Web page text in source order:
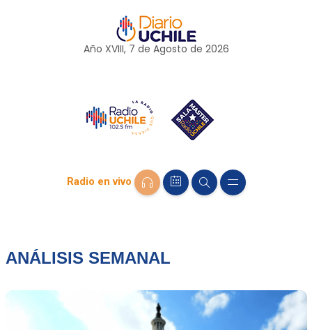
Año XVIII, 7 de Agosto de 2026
Radio en vivo
ANÁLISIS SEMANAL